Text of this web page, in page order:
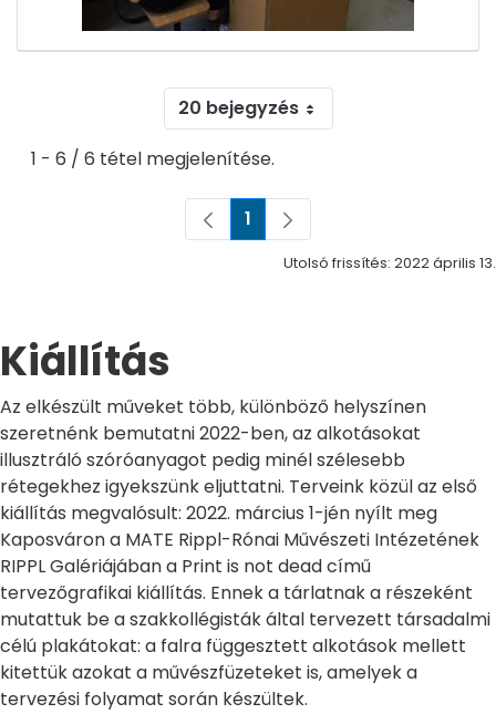
20 bejegyzés
1 - 6 / 6 tétel megjelenítése.
Oldal
1
Utolsó frissítés: 2022 április 13.
Kiállítás
Az elkészült műveket több, különböző helyszínen
szeretnénk bemutatni 2022-ben, az alkotásokat
illusztráló szóróanyagot pedig minél szélesebb
rétegekhez igyekszünk eljuttatni. Terveink közül az első
kiállítás megvalósult: 2022. március 1-jén nyílt meg
Kaposváron a MATE Rippl-Rónai Művészeti Intézetének
RIPPL Galériájában a Print is not dead című
tervezőgrafikai kiállítás. Ennek a tárlatnak a részeként
mutattuk be a szakkollégisták által tervezett társadalmi
célú plakátokat: a falra függesztett alkotások mellett
kitettük azokat a művészfüzeteket is, amelyek a
tervezési folyamat során készültek.